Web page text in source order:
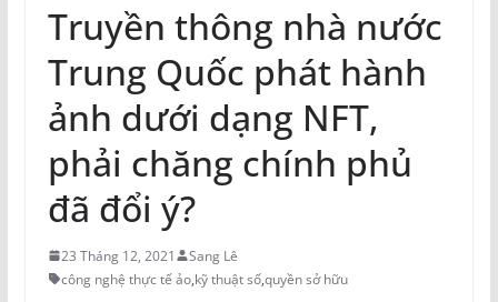
Truyền thông nhà nước
Trung Quốc phát hành
ảnh dưới dạng NFT,
phải chăng chính phủ
đã đổi ý?
23 Tháng 12, 2021
Sang Lê
công nghệ thực tế ảo,kỹ thuật số,quyền sở hữu